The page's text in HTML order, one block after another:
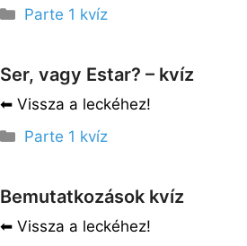
Kategória
Parte 1 kvíz
Ser, vagy Estar? – kvíz
⬅︎ Vissza a leckéhez!
Kategória
Parte 1 kvíz
Bemutatkozások kvíz
⬅︎ Vissza a leckéhez!